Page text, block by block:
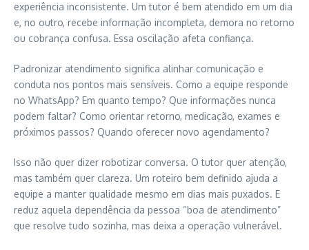
experiência inconsistente. Um tutor é bem atendido em um dia
e, no outro, recebe informação incompleta, demora no retorno
ou cobrança confusa. Essa oscilação afeta confiança.
Padronizar atendimento significa alinhar comunicação e
conduta nos pontos mais sensíveis. Como a equipe responde
no WhatsApp? Em quanto tempo? Que informações nunca
podem faltar? Como orientar retorno, medicação, exames e
próximos passos? Quando oferecer novo agendamento?
Isso não quer dizer robotizar conversa. O tutor quer atenção,
mas também quer clareza. Um roteiro bem definido ajuda a
equipe a manter qualidade mesmo em dias mais puxados. E
reduz aquela dependência da pessoa “boa de atendimento”
que resolve tudo sozinha, mas deixa a operação vulnerável.